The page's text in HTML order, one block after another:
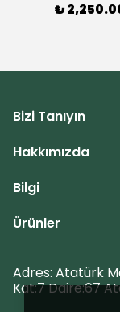
₺
Bizi Tanıyın
Hakkımızda
Bilgi
Ürünler
Adres: Atatürk
Kat:7 Daire:67